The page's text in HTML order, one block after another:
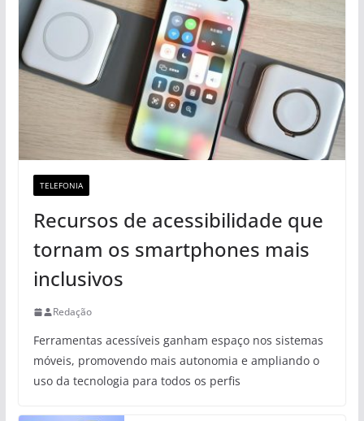
TELEFONIA
Recursos de acessibilidade que
tornam os smartphones mais
inclusivos
Redação
Ferramentas acessíveis ganham espaço nos sistemas
móveis, promovendo mais autonomia e ampliando o
uso da tecnologia para todos os perfis